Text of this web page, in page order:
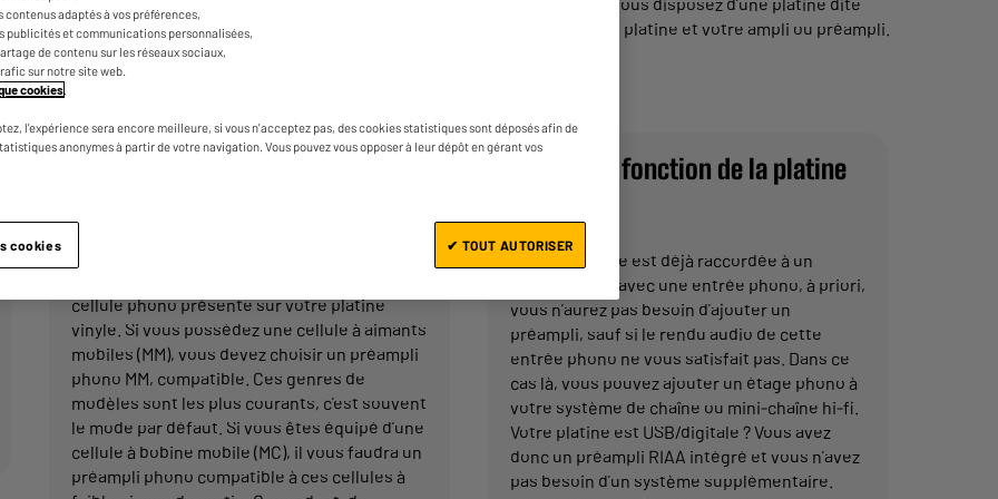
n’ont alors besoin que d’une entrée AUX, plus répandue. Si vous disposez d’une platine dite
classique, vous devrez installer un étage Phono entre votre platine et votre ampli ou préampli.
Voici nos conseils.
cellule phono présente sur votre platine
vinyle. Si vous possédez une cellule à aimants
mobiles (MM), vous devez choisir un préampli
phono MM, compatible. Ces genres de
modèles sont les plus courants, c’est souvent
le mode par défaut. Si vous êtes équipé d’une
cellule à bobine mobile (MC), il vous faudra un
préampli phono compatible à ces cellules à
Choisir en fonction de la platine
Si votre platine est déjà raccordée à un
amplificateur avec une entrée phono, à priori,
vous n’aurez pas besoin d’ajouter un
préampli, sauf si le rendu audio de cette
entrée phono ne vous satisfait pas. Dans ce
cas là, vous pouvez ajouter un étage phono à
votre système de chaîne ou mini-chaîne hi-fi.
Votre platine est USB/digitale ? Vous avez
donc un préampli RIAA intégré et vous n’avez
pas besoin d’un système supplémentaire.
contenus adaptés à vos préférences,
publicités et communications personnalisées,
de contenu sur les réseaux sociaux,
sur notre site web.
cookies
l'expérience sera encore meilleure, si vous n'acceptez pas, des cookies statistiques sont déposés afin de
anonymes à partir de votre navigation. Vous pouvez vous opposer à leur dépôt en gérant vos
cookies ✔ TOUT AUTORISER